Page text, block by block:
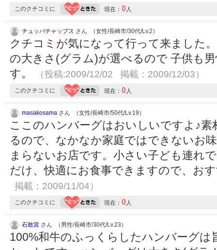
このクチコミに 現在： 0人
チュッパチャップス さん （女性/長崎市/30代/Lv.2）
クチコミが気になって行って来ました
の大きさ(グラム)が選べるので 子供も
す。
（投稿:2009/12/02 掲載：2009/12/03）
このクチコミに 現在： 0人
masakosama さん （女性/長崎市/50代/Lv.19）
ここのハンバーグはおいしいですよ♪
るので、なかなか家庭ではできないお
まらないお店です。小さい子ども連れ
だけ、快適にお食事できますので、お
掲載：2009/11/04）
このクチコミに 現在： 0人
石敢當 さん （男性/長崎市/30代/Lv.23）
100%和牛のふっくらしたハンバーグ